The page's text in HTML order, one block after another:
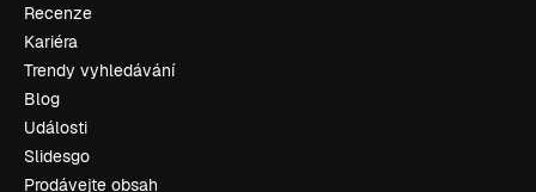
Recenze
Kariéra
Trendy vyhledávání
Blog
Události
Slidesgo
Prodávejte obsah